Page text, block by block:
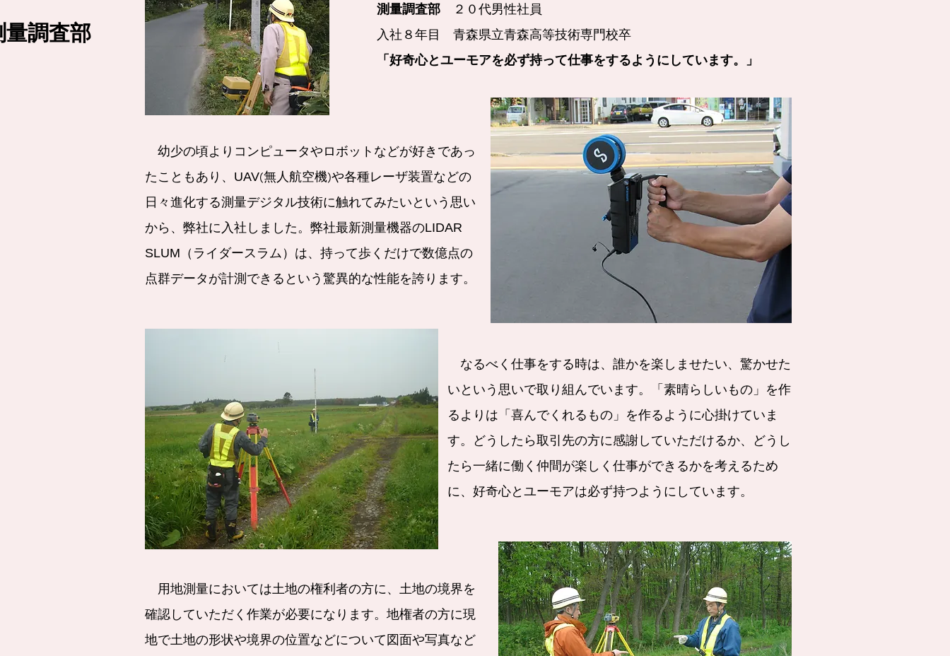
量調査部
測量調査部 ２０代男性社員
入社８年目 青森県立青森高等技術専門校卒
「好奇心とユーモアを必ず持って仕事をするようにしています。」
幼少の頃よりコンピュータやロボットなどが好きであっ
たこともあり、UAV(無人航空機)や各種レーザ装置などの
日々進化する測量デジタル技術に触れてみたいという思い
から、弊社に入社しました。弊社最新測量機器のLIDAR
SLUM（ライダースラム）は、持って歩くだけで数億点の
点群データが計測できるという驚異的な性能を誇ります。
なるべく仕事をする時は、誰かを楽しませたい、驚かせた
いという思いで取り組んでいます。「素晴らしいもの」を作
るよりは「喜んでくれるもの」を作るように心掛けていま
す。どうしたら取引先の方に感謝していただけるか、どうし
たら一緒に働く仲間が楽しく仕事ができるかを考えるため
に、好奇心とユーモアは必ず持つようにしています。
用地測量においては土地の権利者の方に、土地の境界を
確認していただく作業が必要になります。地権者の方に現
地で土地の形状や境界の位置などについて図面や写真など